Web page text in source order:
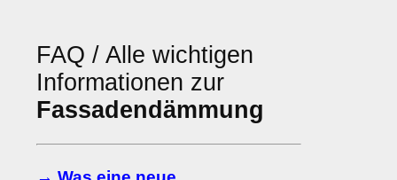
FAQ / Alle wichtigen
Informationen zur
Fassadendämmung